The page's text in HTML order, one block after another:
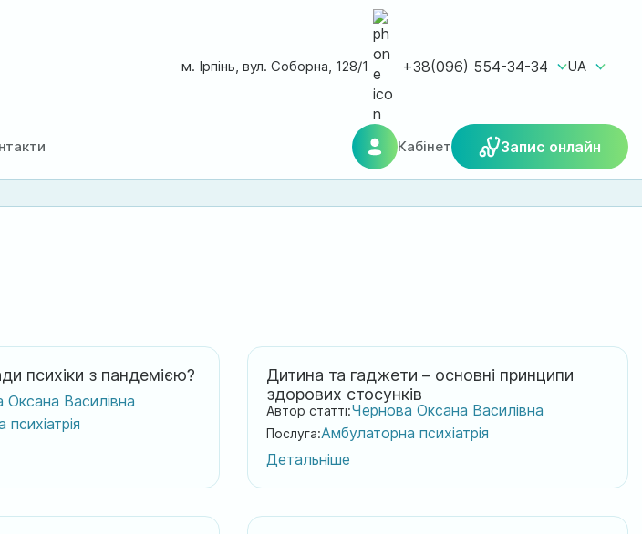
м. Ірпінь, вул. Соборна, 128/1 +38(096) 554-34-34 UA
Кабінет Запис онлайн
психіки з пандемією?
Оксана Василівна
Дитина та гаджети – основні принципи
здорових стосунків
Автор статті:Чернова Оксана Василівна
Послуга:Амбулаторна психіатрія
Детальніше